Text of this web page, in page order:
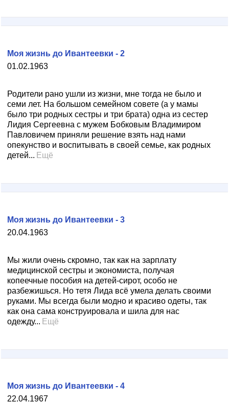
01.02.1963
Моя жизнь до Ивантеевки - 2
Родители рано ушли из жизни, мне тогда не было и
семи лет. На большом семейном совете (а у мамы
было три родных сестры и три брата) одна из сестер
Лидия Сергеевна с мужем Бобковым Владимиром
Павловичем приняли решение взять над нами
опекунство и воспитывать в своей семье, как родных
детей... Ещё
20.04.1963
Моя жизнь до Ивантеевки - 3
Мы жили очень скромно, так как на зарплату
медицинской сестры и экономиста, получая
копеечные пособия на детей-сирот, особо не
разбежишься. Но тетя Лида всё умела делать своими
руками. Мы всегда были модно и красиво одеты, так
как она сама конструировала и шила для нас
одежду... Ещё
22.04.1967
Моя жизнь до Ивантеевки - 4